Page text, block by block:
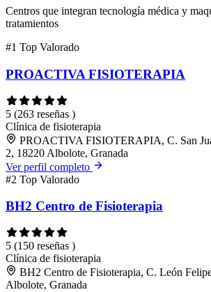
Centros que integran tecnología médica y
tratamientos
#1 Top Valorado
PROACTIVA FISIOTERAPIA
5 (263 reseñas )
Clínica de fisioterapia
PROACTIVA FISIOTERAPIA, C. San
2, 18220 Albolote, Granada
Ver perfil completo
#2 Top Valorado
BH2 Centro de Fisioterapia
5 (150 reseñas )
Clínica de fisioterapia
BH2 Centro de Fisioterapia, C. León
Albolote, Granada